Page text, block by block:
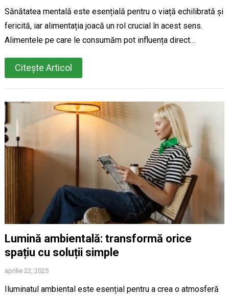
Sănătatea mentală este esențială pentru o viață echilibrată și
fericită, iar alimentația joacă un rol crucial în acest sens.
Alimentele pe care le consumăm pot influența direct…
Citește Articol
Lumină ambientală: transformă orice
spațiu cu soluții simple
aprilie 22, 2025
Iluminatul ambiental este esențial pentru a crea o atmosferă